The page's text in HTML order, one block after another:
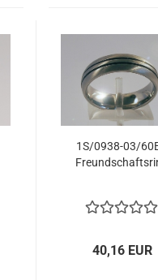
1S/0938-03/
40,16 EUR